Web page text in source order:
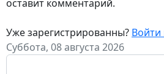
оставит комментарий.
Уже зарегистрированны? Войти
Суббота, 08 августа 2026